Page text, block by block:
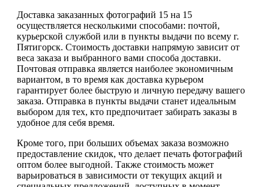
Доставка заказанных фотографий 15 на 15
осуществляется несколькими способами: почтой,
курьерской службой или в пункты выдачи по всему г.
Пятигорск. Стоимость доставки напрямую зависит от
веса заказа и выбранного вами способа доставки.
Почтовая отправка является наиболее экономичным
вариантом, в то время как доставка курьером
гарантирует более быструю и личную передачу вашего
заказа. Отправка в пункты выдачи станет идеальным
выбором для тех, кто предпочитает забирать заказы в
удобное для себя время.
Кроме того, при больших объемах заказа возможно
предоставление скидок, что делает печать фотографий
оптом более выгодной. Также стоимость может
варьироваться в зависимости от текущих акций и